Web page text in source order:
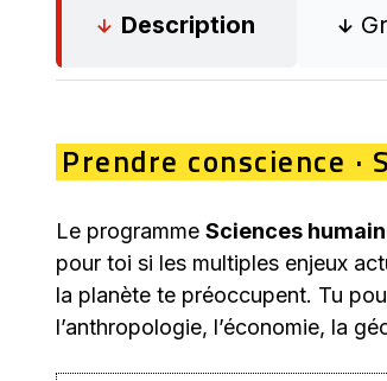
Description
Prendre conscience ·
Le programme Sciences
pour toi si les multiples enjeux
la planète te préoccupent. Tu
l’anthropologie, l’économie, la